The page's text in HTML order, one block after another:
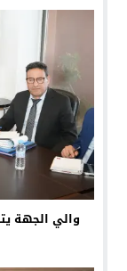
والي الجهة